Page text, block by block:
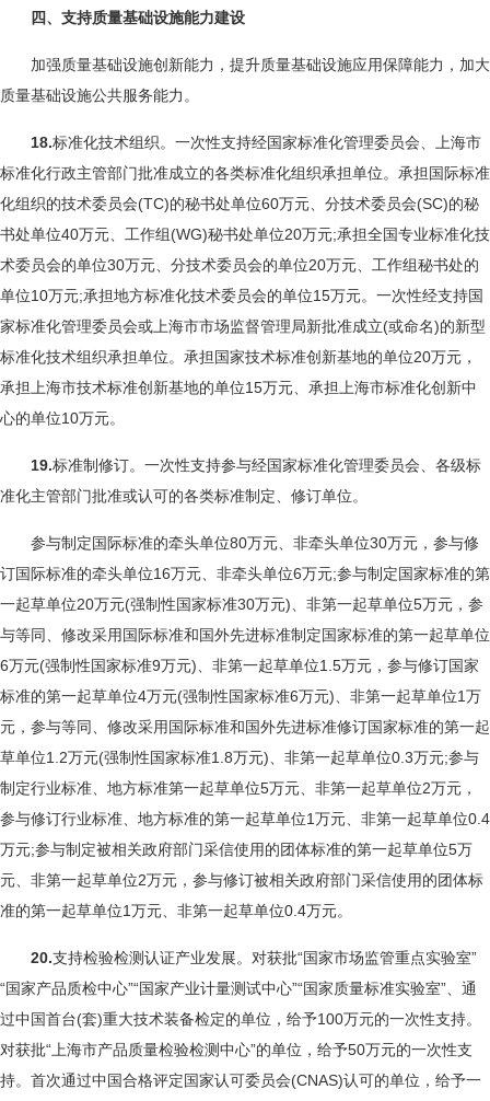
四、支持质量基础设施能力建设
加强质量基础设施创新能力，提升质量基础设施应用保障能力，加大
质量基础设施公共服务能力。
18.标准化技术组织。一次性支持经国家标准化管理委员会、上海市
标准化行政主管部门批准成立的各类标准化组织承担单位。承担国际标准
化组织的技术委员会(TC)的秘书处单位60万元、分技术委员会(SC)的秘
书处单位40万元、工作组(WG)秘书处单位20万元;承担全国专业标准化技
术委员会的单位30万元、分技术委员会的单位20万元、工作组秘书处的
单位10万元;承担地方标准化技术委员会的单位15万元。一次性经支持国
家标准化管理委员会或上海市市场监督管理局新批准成立(或命名)的新型
标准化技术组织承担单位。承担国家技术标准创新基地的单位20万元，
承担上海市技术标准创新基地的单位15万元、承担上海市标准化创新中
心的单位10万元。
19.标准制修订。一次性支持参与经国家标准化管理委员会、各级标
准化主管部门批准或认可的各类标准制定、修订单位。
参与制定国际标准的牵头单位80万元、非牵头单位30万元，参与修
订国际标准的牵头单位16万元、非牵头单位6万元;参与制定国家标准的第
一起草单位20万元(强制性国家标准30万元)、非第一起草单位5万元，参
与等同、修改采用国际标准和国外先进标准制定国家标准的第一起草单位
6万元(强制性国家标准9万元)、非第一起草单位1.5万元，参与修订国家
标准的第一起草单位4万元(强制性国家标准6万元)、非第一起草单位1万
元，参与等同、修改采用国际标准和国外先进标准修订国家标准的第一起
草单位1.2万元(强制性国家标准1.8万元)、非第一起草单位0.3万元;参与
制定行业标准、地方标准第一起草单位5万元、非第一起草单位2万元，
参与修订行业标准、地方标准的第一起草单位1万元、非第一起草单位0.4
万元;参与制定被相关政府部门采信使用的团体标准的第一起草单位5万
元、非第一起草单位2万元，参与修订被相关政府部门采信使用的团体标
准的第一起草单位1万元、非第一起草单位0.4万元。
20.支持检验检测认证产业发展。对获批“国家市场监管重点实验室”
“国家产品质检中心”“国家产业计量测试中心”“国家质量标准实验室”、通
过中国首台(套)重大技术装备检定的单位，给予100万元的一次性支持。
对获批“上海市产品质量检验检测中心”的单位，给予50万元的一次性支
持。首次通过中国合格评定国家认可委员会(CNAS)认可的单位，给予一